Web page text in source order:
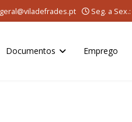
geral@viladefrades.pt Seg. a
Documentos Emprego